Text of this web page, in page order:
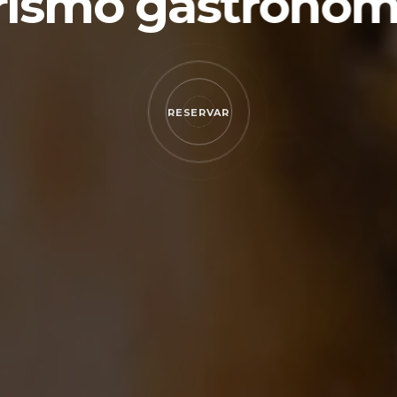
RESERVAR